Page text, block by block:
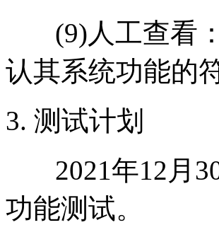
(9)人工查看：
认其系统功能的
3. 测试计划
2021年12月30
功能测试。